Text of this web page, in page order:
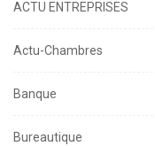
ACTU ENTREPRISES
Actu-Chambres
Banque
Bureautique